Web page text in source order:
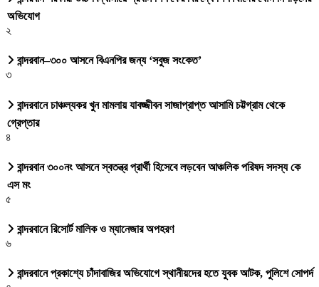
অভিযোগ
২
বান্দরবান–৩০০ আসনে বিএনপির জন্য ‘সবুজ সংকেত’
৩
বান্দরবানে চাঞ্চল্যকর খুন মামলায় যাবজ্জীবন সাজাপ্রাপ্ত আসামি চট্টগ্রাম থেকে
গ্রেপ্তার
৪
বান্দরবান ৩০০নং আসনে স্বতন্ত্র প্রার্থী হিসেবে লড়বেন আঞ্চলিক পরিষদ সদস্য কে
এস মং
৫
বান্দরবানে রিসোর্ট মালিক ও ম্যানেজার অপহরণ
৬
বান্দরবানে প্রকাশ্যে চাঁদাবাজির অভিযোগে স্থানীয়দের হতে যুবক আটক, পুলিশে সোপর্দ